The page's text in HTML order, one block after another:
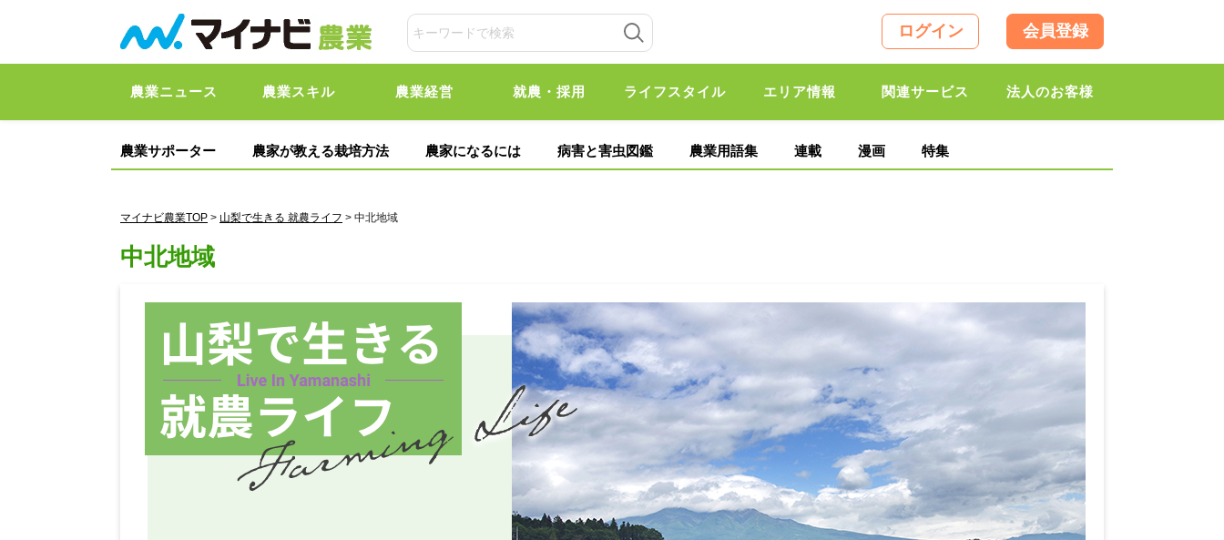
ログイン 会員登録
農業ニュース 農業スキル 農業経営 就農・採用 ライフスタイル エリア情報 関連サービス 法人のお客様
農業サポーター 農家が教える栽培方法 農家になるには 病害と害虫図鑑 農業用語集 連載 漫画 特集
マイナビ農業TOP > 山梨で生きる 就農ライフ > 中北地域
中北地域